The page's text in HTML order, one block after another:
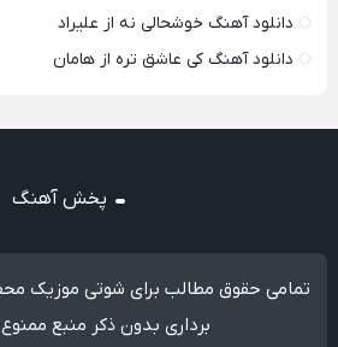
دانلود آهنگ خوشحالی نه از علیراد
دانلود آهنگ کی عاشق تره از هامان
پخش آهنگ
تمامی حقوق مطالب برای شوتی موزیک
برداری بدون ذکر منبع